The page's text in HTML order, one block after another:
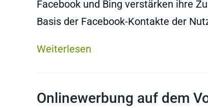
Facebook und Bing verstärken ihre
Basis der Facebook-Kontakte der
Weiterlesen
Onlinewerbung auf dem